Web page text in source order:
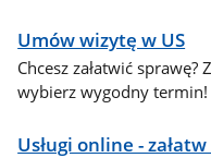
Umów wizytę w US
Chcesz załatwić
wybierz wygodny termin!
Usługi online -